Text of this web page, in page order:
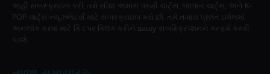
અહીં સબસ્ક્રાઇબ કરી, તમે સીધા અમારા પસ્મી ચાર્ટ્સ, જાપાન ચાર્ટ્સ, અને K-
POP ચાર્ટ્સ ન્યૂઝલેટર્સ માટે સબસ્ક્રાઇબ કરો છો. તમે તમારા પ્રાપ્ત ઇમેલમાં
અનલોક કરવા માટે કિડ પર ક્લિક કરીને вашу સબસ્ક્રિપ્શનને કન્ફર્મ કરવી
પડશે.